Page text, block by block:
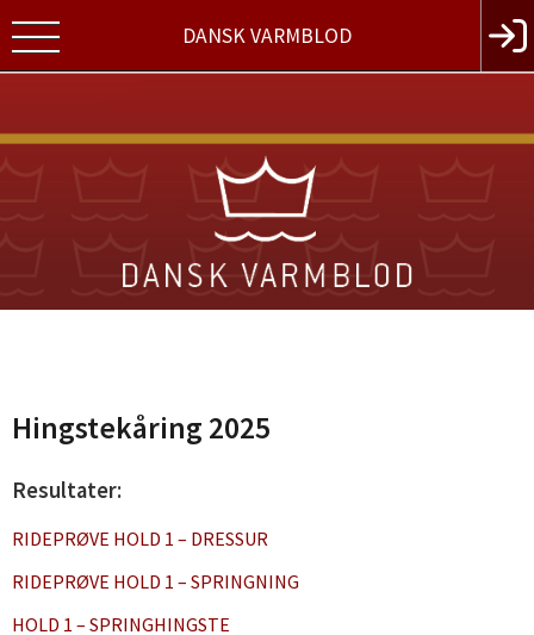
DANSK VARMBLOD
Hingstekåring 2025
Resultater:
RIDEPRØVE HOLD 1 – DRESSUR
RIDEPRØVE HOLD 1 – SPRINGNING
HOLD 1 – SPRINGHINGSTE